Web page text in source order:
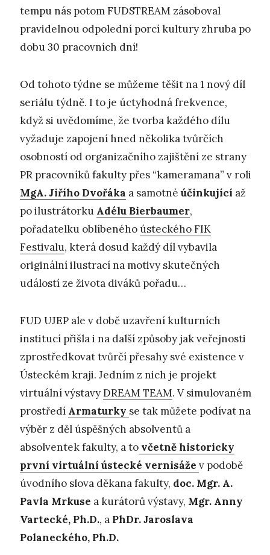
tempu nás potom FUDSTREAM zásoboval
pravidelnou odpolední porcí kultury zhruba po
dobu 30 pracovních dní!
Od tohoto týdne se můžeme těšit na 1 nový díl
seriálu týdně. I to je úctyhodná frekvence,
když si uvědomíme, že tvorba každého dílu
vyžaduje zapojení hned několika tvůrčích
osobností od organizačního zajištění ze strany
PR pracovníků fakulty přes “kameramana” v roli
MgA. Jiřího Dvořáka a samotnéúčinkující až
po ilustrátorku Adélu Bierbaumer,
pořadatelku oblíbeného ústeckého FIK
Festivalu, která dosud každý díl vybavila
originální ilustrací na motivy skutečných
událostí ze života diváků pořadu…
FUD UJEP ale v době uzavření kulturních
institucí přišla i na další způsoby jak veřejnosti
zprostředkovat tvůrčí přesahy své existence v
Ústeckém kraji. Jedním z nich je projekt
virtuální výstavyDREAM TEAM. V simulovaném
prostředí Armaturky se tak můžete podívat na
výběr z děl úspěšných absolventů a
absolventek fakulty, a to včetně historicky
první virtuální ústecké vernisáže v podobě
úvodního slova děkana fakulty, doc. Mgr. A.
Pavla Mrkuse a kurátorů výstavy, Mgr. Anny
Vartecké, Ph.D., a PhDr. Jaroslava
Polaneckého, Ph.D.